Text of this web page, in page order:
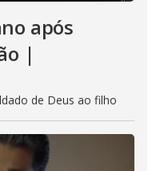
após
|
de Deus ao filho